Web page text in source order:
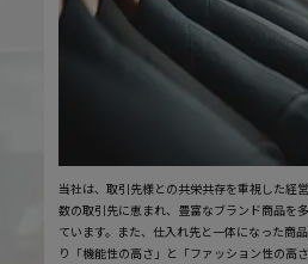
当社は、取引先様との共栄共存を重視した経
数の取引先に恵まれ、豊富なブランド商品を
ています。また、仕入れ先と一体になった商
り「機能性の高さ」と「ファッション性の高